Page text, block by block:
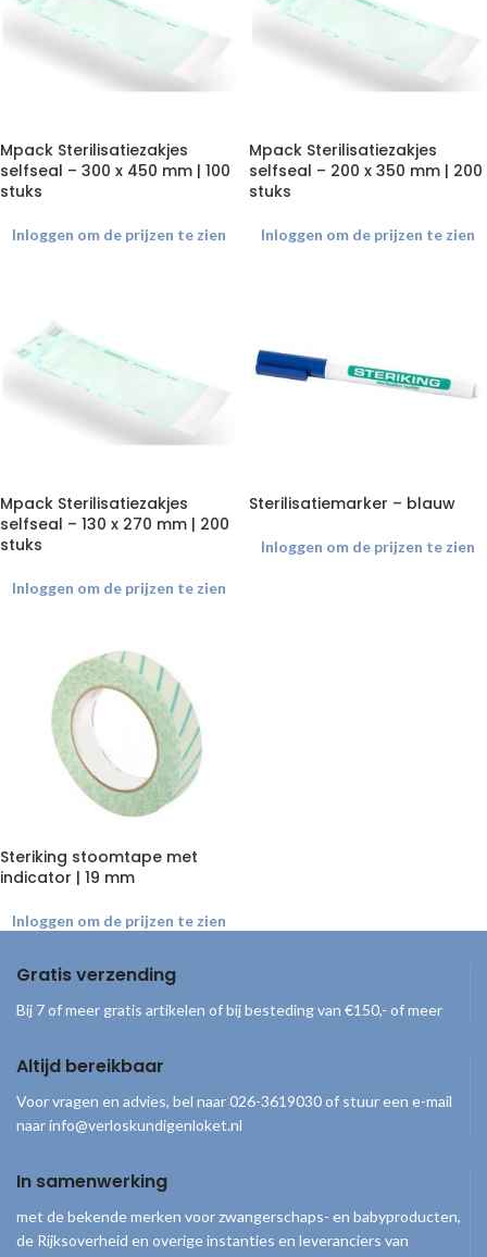
Mpack Sterilisatiezakjes
selfseal – 300 x 450 mm | 100
stuks
Inloggen om de prijzen te zien
Mpack Sterilisatiezakjes
selfseal – 200 x 350 mm | 200
stuks
Inloggen om de prijzen te zien
Mpack Sterilisatiezakjes
selfseal – 130 x 270 mm | 200
stuks
Inloggen om de prijzen te zien
Sterilisatiemarker – blauw
Inloggen om de prijzen te zien
Steriking stoomtape met
indicator | 19 mm
Inloggen om de prijzen te zien
Gratis verzending
Bij 7 of meer gratis artikelen of bij besteding van €150,- of meer
Altijd bereikbaar
Voor vragen en advies, bel naar 026-3619030 of stuur een e-mail
naar info@verloskundigenloket.nl
In samenwerking
met de bekende merken voor zwangerschaps- en babyproducten,
de Rijksoverheid en overige instanties en leveranciers van